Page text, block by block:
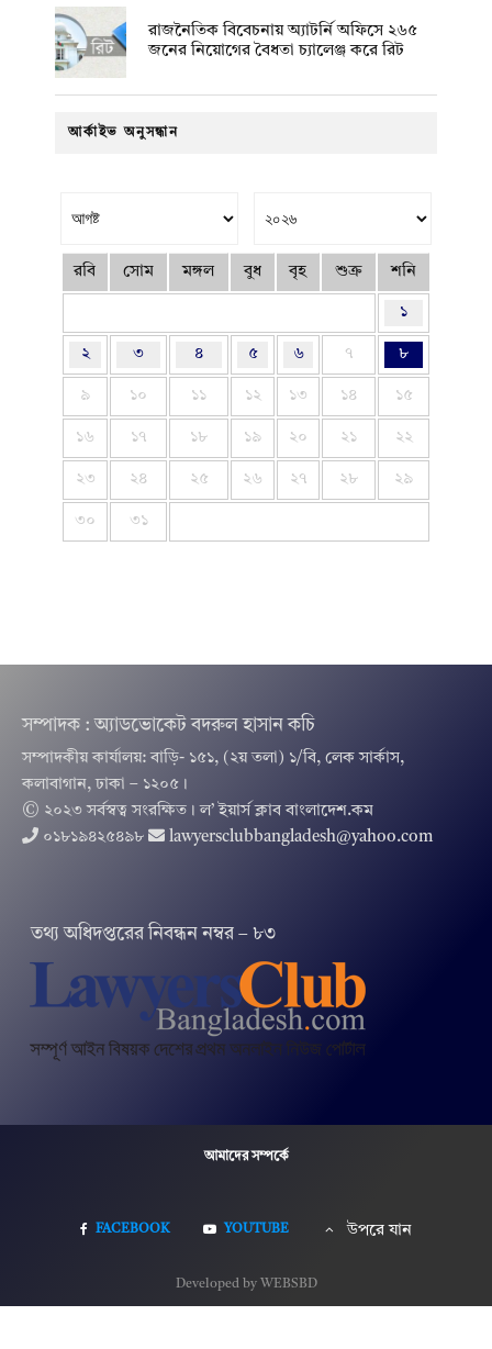
রাজনৈতিক বিবেচনায় অ‍্যাটর্নি অফিসে ২৬৫
জনের নিয়োগের বৈধতা চ্যালেঞ্জ করে রিট
আর্কাইভ অনুসন্ধান
রবি সোম মঙ্গল বুধ বৃহ শুক্র শনি
১
২ ৩ ৪ ৫ ৬ ৭ ৮
৯ ১০ ১১ ১২ ১৩ ১৪ ১৫
১৬ ১৭ ১৮ ১৯ ২০ ২১ ২২
২৩ ২৪ ২৫ ২৬ ২৭ ২৮ ২৯
৩০ ৩১
সম্পাদক : অ্যাডভোকেট বদরুল হাসান কচি
সম্পাদকীয় কার্যালয়: বাড়ি- ১৫১, (২য় তলা) ১/বি, লেক সার্কাস,
কলাবাগান, ঢাকা – ১২০৫।
© ২০২৩ সর্বস্বত্ব সংরক্ষিত । ল’ ইয়ার্স ক্লাব বাংলাদেশ.কম
০১৮১৯৪২৫৪৯৮
lawyersclubbangladesh@yahoo.com
তথ‌্য অ‌ধিদপ্ত‌রের নিবন্ধন নম্বর – ৮৩
আমাদের সম্পর্কে
FACEBOOK YOUTUBE উপরে যান
Developed by WEBSBD